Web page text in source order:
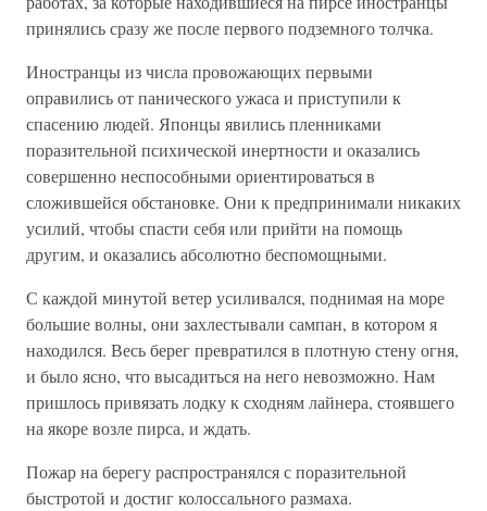
принялись сразу же после первого подземного толчка.
Иностранцы из числа провожающих первыми
оправились от панического ужаса и приступили к
спасению людей. Японцы явились пленниками
поразительной психической инертности и оказались
совершенно неспособными ориентироваться в
сложившейся обстановке. Они к предпринимали никаких
усилий, чтобы спасти себя или прийти на помощь
другим, и оказались абсолютно беспомощными.
С каждой минутой ветер усиливался, поднимая на море
большие волны, они захлестывали сампан, в котором я
находился. Весь берег превратился в плотную стену огня,
и было ясно, что высадиться на него невозможно. Нам
пришлось привязать лодку к сходням лайнера, стоявшего
на якоре возле пирса, и ждать.
Пожар на берегу распространялся с поразительной
быстротой и достиг колоссального размаха.